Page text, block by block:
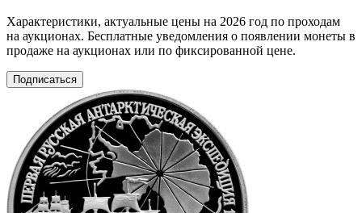
Характеристики, актуальные цены на 2026 год по проходам
на аукционах. Бесплатные уведомления о появлении монеты в
продаже на аукционах или по фиксированной цене.
Подписаться